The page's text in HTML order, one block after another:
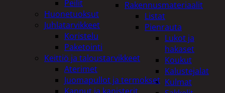
Rakennusmateriaalit
Listat
Pienrauta
Lukot ja
hakaset
Koukut
Kalustejalat
Kulmat
Peilit
Huonetuoksut
Juhlatarvikkeet
Koristelu
Paketointi
Keittiö ja taloustarvikkeet
Aterimet
Juomapullot ja termokset